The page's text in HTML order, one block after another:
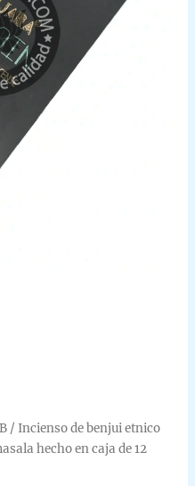
/ Incienso de benjui etnico
hecho en caja de 12